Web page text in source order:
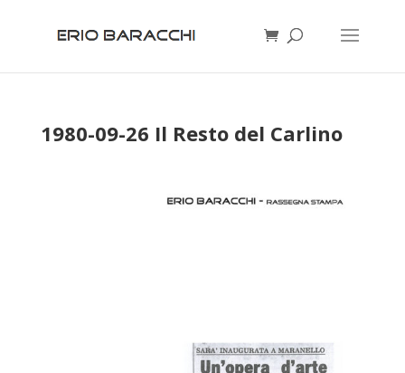
1980-09-26 Il Resto del Carlino